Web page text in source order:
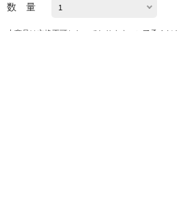
数 量
本商品は交換不可となっております。ご了承ください。